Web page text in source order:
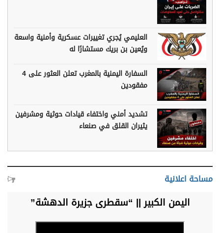
العليمي يُجري تغييرات عسكرية وأمنية واسعة
ويُعين بن بريك مستشارًا له
السفارة اليمنية بالمغرب تعلن العثور على 4
مفقودين
تشديد أمني واختفاء قيادات حوثية ومشرفين
يثيران القلق في صنعاء
مساحة اعلانية
اليمن الكبير || “سقطرى جزيرة الدهشة”